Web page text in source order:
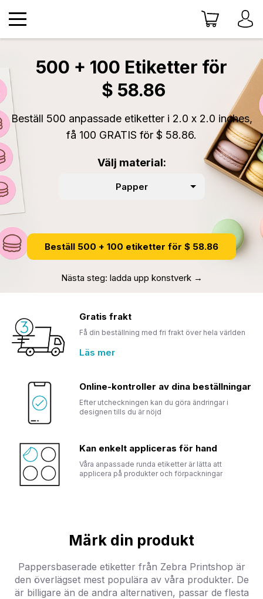
500 + 100 Etiketter för
$ 58.86
Beställ 500 anpassade etiketter i 2.0 x 2.0 inches,
få 100 GRATIS för $ 58.86.
Välj material:
Papper
Beställ 500 + 100 etiketter för $ 58.86
Nästa steg: ladda upp konstverk →
Gratis frakt
Få din beställning med fri frakt över hela världen
Läs mer
Online-kontroller av dina beställningar
Efter utcheckningen kan du göra ändringar i
designen tills du är nöjd
Kan enkelt appliceras för hand
Våra anpassade runda etiketter är lätta att
applicera på produkter och förpackningar
Märk din produkt
Pappersbaserade etiketter från Zebra Printshop är
den överlägset mest populära av våra produkter. De
är billigare än de andra alternativen, passar de flesta